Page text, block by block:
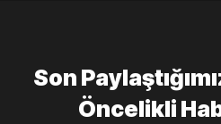
Son
Öncelikli